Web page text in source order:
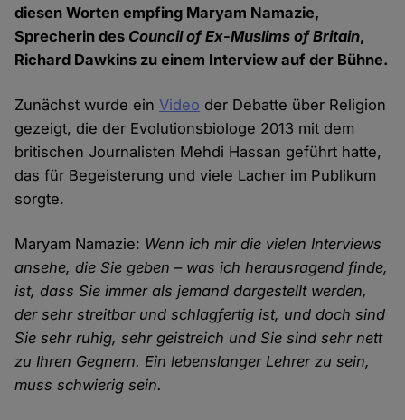
diesen Worten empfing Maryam Namazie,
Sprecherin des Council of Ex-Muslims of Britain,
Richard Dawkins zu einem Interview auf der Bühne.
Zunächst wurde einVideo der Debatte über Religion
gezeigt, die der Evolutionsbiologe 2013 mit dem
britischen Journalisten Mehdi Hassan geführt hatte,
das für Begeisterung und viele Lacher im Publikum
sorgte.
Maryam Namazie: Wenn ich mir die vielen Interviews
ansehe, die Sie geben – was ich herausragend finde,
ist, dass Sie immer als jemand dargestellt werden,
der sehr streitbar und schlagfertig ist, und doch sind
Sie sehr ruhig, sehr geistreich und Sie sind sehr nett
zu Ihren Gegnern. Ein lebenslanger Lehrer zu sein,
muss schwierig sein.